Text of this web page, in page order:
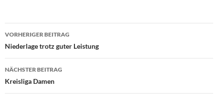
Beitragsnavigation
VORHERIGER BEITRAG
Niederlage trotz guter Leistung
NÄCHSTER BEITRAG
Kreisliga Damen